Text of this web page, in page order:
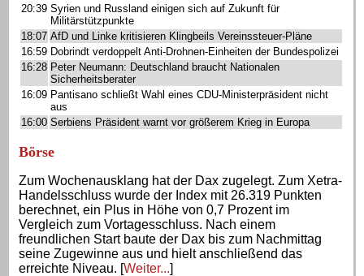
20:39 Syrien und Russland einigen sich auf Zukunft für
Militärstützpunkte
18:07 AfD und Linke kritisieren Klingbeils Vereinssteuer-Pläne
16:59 Dobrindt verdoppelt Anti-Drohnen-Einheiten der Bundespolizei
16:28 Peter Neumann: Deutschland braucht Nationalen
Sicherheitsberater
16:09 Pantisano schließt Wahl eines CDU-Ministerpräsident nicht
aus
16:00 Serbiens Präsident warnt vor größerem Krieg in Europa
Börse
Zum Wochenausklang hat der Dax zugelegt. Zum Xetra-
Handelsschluss wurde der Index mit 26.319 Punkten
berechnet, ein Plus in Höhe von 0,7 Prozent im
Vergleich zum Vortagesschluss. Nach einem
freundlichen Start baute der Dax bis zum Nachmittag
seine Zugewinne aus und hielt anschließend das
erreichte Niveau. [Weiter...]